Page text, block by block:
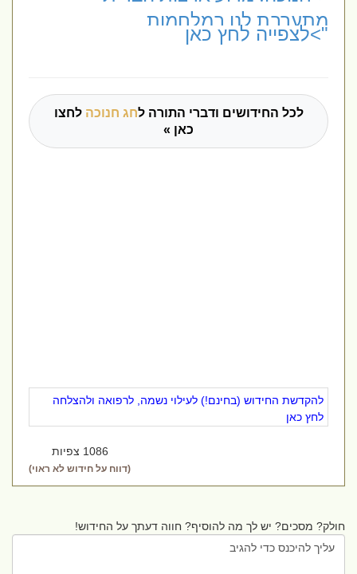
מתערבת לנו במלחמות
">לצפייה לחץ כאן
לכל החידושים ודברי התורה לחג חנוכהלחצו
כאן »
להקדשת החידוש (בחינם!) לעילוי נשמה, לרפואה ולהצלחה
לחץ כאן
1086 צפיות
(דווח על חידוש לא ראוי)
חולק? מסכים? יש לך מה להוסיף? חווה דעתך על החידוש!